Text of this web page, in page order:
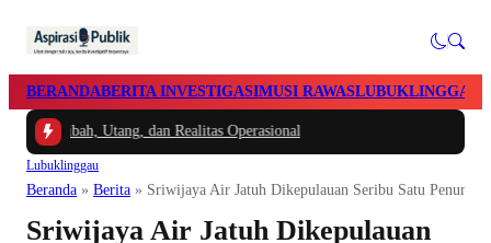
BERANDABERITA INVESTIGASIMUSI RAWASLUBUKLINGGAU
Hibah, Utang, dan Realitas Operasional
Lubuklinggau
Beranda » Berita » Sriwijaya Air Jatuh Dikepulauan Seribu Satu
Sriwijaya Air Jatuh Dikepulauan